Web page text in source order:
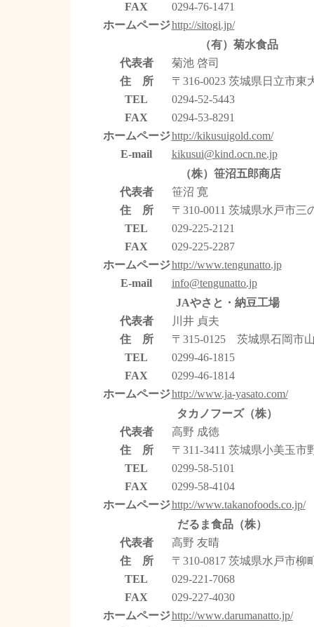
FAX
0294-76-1471
ホームページhttp://sitogi.jp/
（有）菊水食品
代表者
菊池 啓司
住 所
〒316-0023 茨城県日立市東
TEL
0294-52-5443
FAX
0294-53-8291
ホームページhttp://kikusuigold.com/
E-mail
kikusui@kind.ocn.ne.jp
（株）笹沼五郎商店
代表者
笹沼 寛
住 所
〒310-0011 茨城県水戸市三
TEL
029-225-2121
FAX
029-225-2287
ホームページhttp://www.tengunatto.jp
E-mail
info@tengunatto.jp
JAやさと・納豆工場
代表者
川井 貞夫
住 所
〒315-0125 茨城県石岡市
TEL
0299-46-1815
FAX
0299-46-1814
ホームページhttp://www.ja-yasato.com/
タカノフーズ（株）
代表者
高野 成徳
住 所
〒311-3411 茨城県小美玉市
TEL
0299-58-5101
FAX
0299-58-4104
ホームページhttp://www.takanofoods.co.jp/
だるま食品（株）
代表者
高野 友晴
住 所
〒310-0817 茨城県水戸市柳
TEL
029-221-7068
FAX
029-227-4030
ホームページhttp://www.darumanatto.jp/